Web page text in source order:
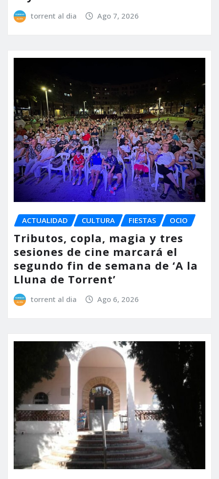
torrent al dia Ago 7, 2026
ACTUALIDAD CULTURA FIESTAS OCIO
Tributos, copla, magia y tres
sesiones de cine marcará el
segundo fin de semana de ‘A la
Lluna de Torrent’
torrent al dia Ago 6, 2026